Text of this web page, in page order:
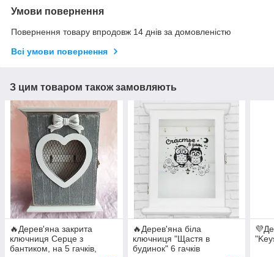
Умови повернення
Повернення товару впродовж 14 днів за домовленістю
Всі умови повернення
З цим товаром також замовляють
🔥Дерев'яна закрита
ключниця Серце з
бантиком, на 5 гачків,
🔥Дерев'яна біла
ключниця "Щастя в
будинок" 6 гачків